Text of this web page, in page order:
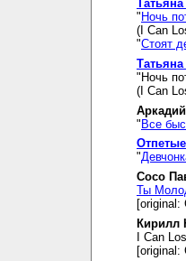
" Ночь
(I Can
"Стоят
"Ночь
(I Can
"Все
"
Сосо
Ты
[original:
Кирилл
I Can
[original: